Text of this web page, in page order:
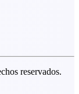
reservados.